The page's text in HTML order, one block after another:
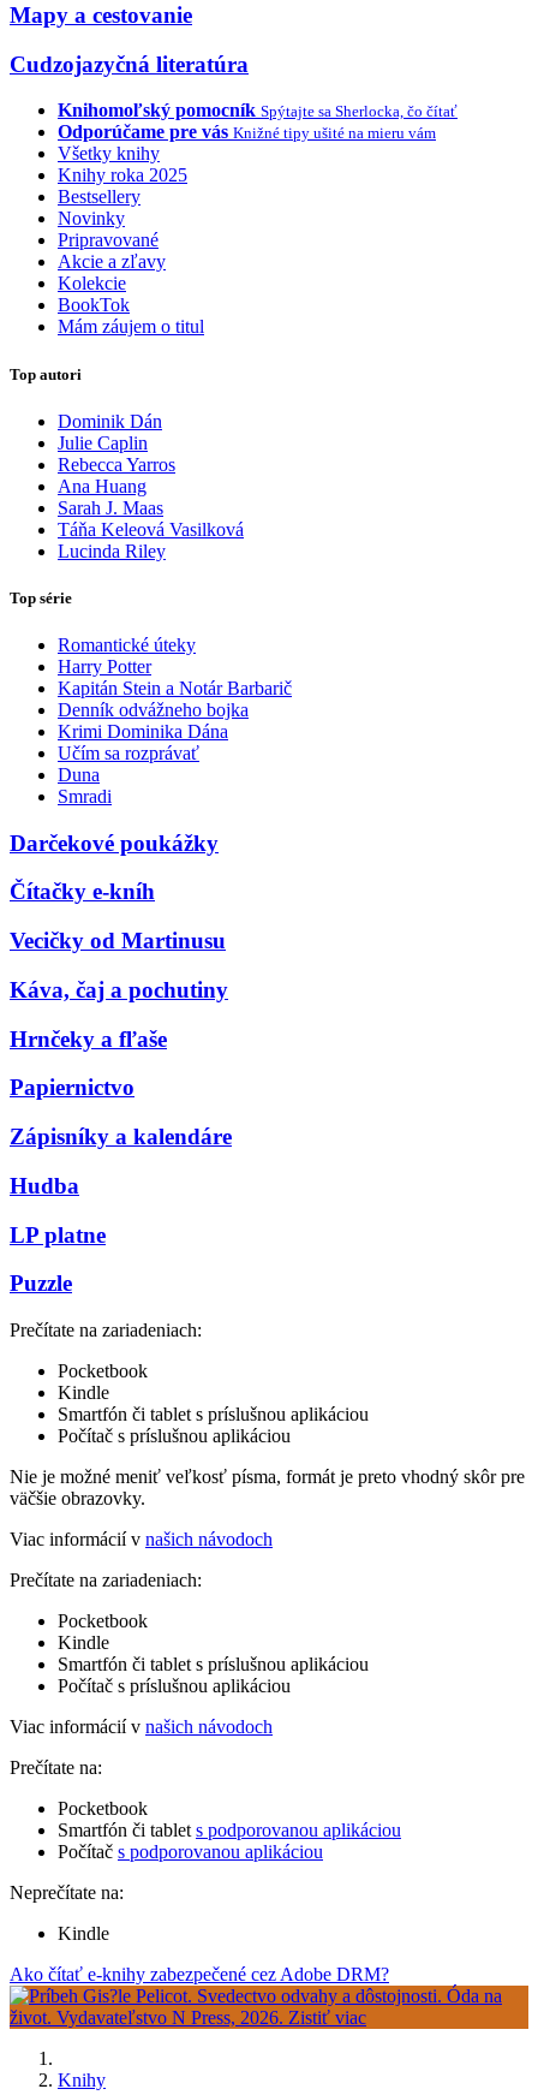
Mapy a cestovanie
Cudzojazyčná literatúra
Knihomoľský pomocník Spýtajte sa Sherlocka, čo čítať
Odporúčame pre vás Knižné tipy ušité na mieru vám
Všetky knihy
Knihy roka 2025
Bestsellery
Novinky
Pripravované
Akcie a zľavy
Kolekcie
BookTok
Mám záujem o titul
Top autori
Dominik Dán
Julie Caplin
Rebecca Yarros
Ana Huang
Sarah J. Maas
Táňa Keleová Vasilková
Lucinda Riley
Top série
Romantické úteky
Harry Potter
Kapitán Stein a Notár Barbarič
Denník odvážneho bojka
Krimi Dominika Dána
Učím sa rozprávať
Duna
Smradi
Darčekové poukážky
Čítačky e-kníh
Vecičky od Martinusu
Káva, čaj a pochutiny
Hrnčeky a fľaše
Papiernictvo
Zápisníky a kalendáre
Hudba
LP platne
Puzzle
Prečítate na zariadeniach:
Pocketbook
Kindle
Smartfón či tablet s príslušnou aplikáciou
Počítač s príslušnou aplikáciou
Nie je možné meniť veľkosť písma, formát je preto vhodný skôr pre
väčšie obrazovky.
Viac informácií v našich návodoch
Prečítate na zariadeniach:
Pocketbook
Kindle
Smartfón či tablet s príslušnou aplikáciou
Počítač s príslušnou aplikáciou
Viac informácií v našich návodoch
Prečítate na:
Pocketbook
Smartfón či tablet s podporovanou aplikáciou
Počítač s podporovanou aplikáciou
Neprečítate na:
Kindle
Ako čítať e-knihy zabezpečené cez Adobe DRM?
Knihy